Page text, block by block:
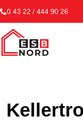
0 43 22 / 444 90 26